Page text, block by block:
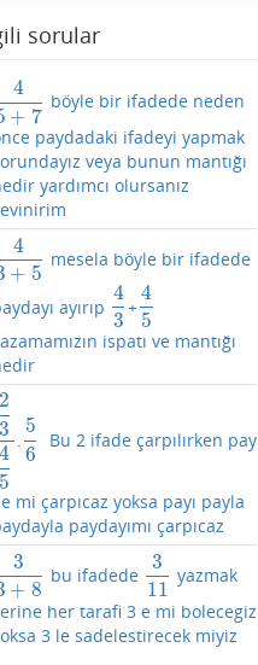
sorular
4
+ 7
5+7
böyle bir ifadede neden
paydadaki ifadeyi yapmak
veya bunun mantığı
yardımcı olursanız
4
+ 5
3+5 mesela böyle bir ifadede
ayırıp
4
3
43+
4
5
45
ispatı ve mantığı
2
3
4
5
345
5
6
56 Bu 2 ifade çarpılırken pay
mi çarpıcaz yoksa payı payla
paydayımı çarpıcaz
3
+ 8
3+8 bu ifadede
3
11
311 yazmak
her tarafi 3 e mi bolecegiz
3 le sadelestirecek miyiz